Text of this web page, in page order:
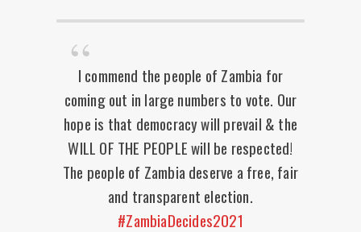
I commend the people of Zambia for
coming out in large numbers to vote. Our
hope is that democracy will prevail & the
WILL OF THE PEOPLE will be respected!
The people of Zambia deserve a free, fair
and transparent election.
#ZambiaDecides2021